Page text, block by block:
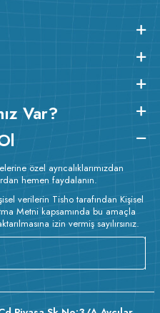
Var?
özel ayrıcalıklarımızdan
hemen faydalanın.
verilerin Tisho tarafından Kişisel
Metni kapsamında bu amaçla
izin vermiş sayılırsınız.